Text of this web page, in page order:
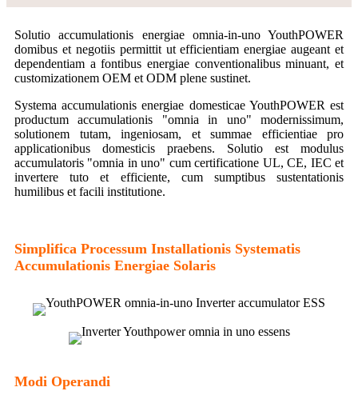
Solutio accumulationis energiae omnia-in-uno YouthPOWER
domibus et negotiis permittit ut efficientiam energiae augeant et
dependentiam a fontibus energiae conventionalibus minuant, et
customizationem OEM et ODM plene sustinet.
Systema accumulationis energiae domesticae YouthPOWER est
productum accumulationis "omnia in uno" modernissimum,
solutionem tutam, ingeniosam, et summae efficientiae pro
applicationibus domesticis praebens. Solutio est modulus
accumulatoris "omnia in uno" cum certificatione UL, CE, IEC et
invertere tuto et efficiente, cum sumptibus sustentationis
humilibus et facili institutione.
Simplifica Processum Installationis Systematis
Accumulationis Energiae Solaris
Modi Operandi